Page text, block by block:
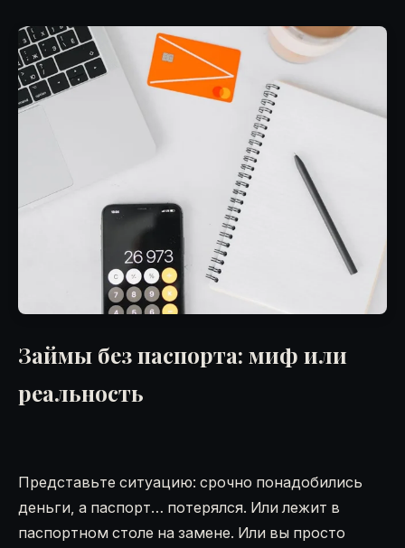
Займы без паспорта: миф или
реальность
Представьте ситуацию: срочно понадобились
деньги, а паспорт… потерялся. Или лежит в
паспортном столе на замене. Или вы просто